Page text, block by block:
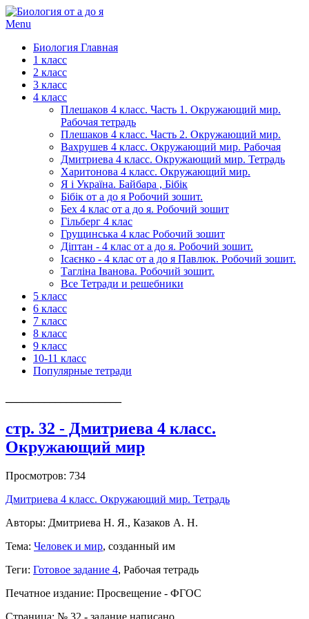
Menu
Биология Главная
1 класс
2 класс
3 класс
4 класс
Плешаков 4 класс. Часть 1. Окружающий мир.
Рабочая тетрадь
Плешаков 4 класс. Часть 2. Окружающий мир.
Вахрушев 4 класс. Окружающий мир. Рабочая
Дмитриева 4 класс. Окружающий мир. Тетрадь
Харитонова 4 класс. Окружающий мир.
Я і Україна. Байбара , Бібік
Бібік от а до я Робочий зошит.
Бех 4 клас от а до я. Робочий зошит
Гільберг 4 клас
Грущинська 4 клас Робочий зошит
Діптан - 4 клас от а до я. Робочий зошит.
Ісаєнко - 4 клас от а до я Павлюк. Робочий зошит.
Тагліна Іванова. Робочий зошит.
Все Тетради и решебники
5 класс
6 класс
7 класс
8 класс
9 класс
10-11 класс
Популярные тетради
стр. 32 - Дмитриева 4 класс.
Окружающий мир
Просмотров: 734
Дмитриева 4 класс. Окружающий мир. Тетрадь
Авторы: Дмитриева Н. Я., Казаков А. Н.
Тема: Человек и мир, созданный им
Теги: Готовое задание 4, Рабочая тетрадь
Печатное издание: Просвещение - ФГОС